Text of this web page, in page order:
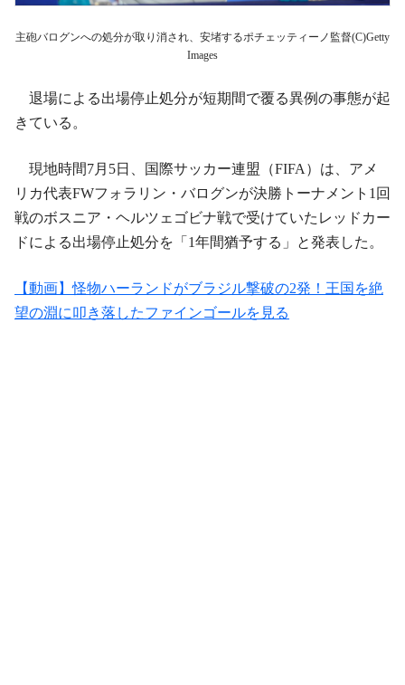
主砲バログンへの処分が取り消され、安堵するポチェッティーノ監督(C)Getty
Images
退場による出場停止処分が短期間で覆る異例の事態が起
きている。
現地時間7月5日、国際サッカー連盟（FIFA）は、アメ
リカ代表FWフォラリン・バログンが決勝トーナメント1回
戦のボスニア・ヘルツェゴビナ戦で受けていたレッドカー
ドによる出場停止処分を「1年間猶予する」と発表した。
【動画】怪物ハーランドがブラジル撃破の2発！王国を絶
望の淵に叩き落したファインゴールを見る